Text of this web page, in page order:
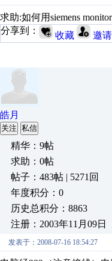
求助:如何用siemens
分享到：
收藏 邀
皓月
关注 私信
精华：9帖
求助：0帖
帖子：483帖 | 5271回
年度积分：0
历史总积分：8863
注册：2003年11月09日
发表于：2008-07-16 18:54:27